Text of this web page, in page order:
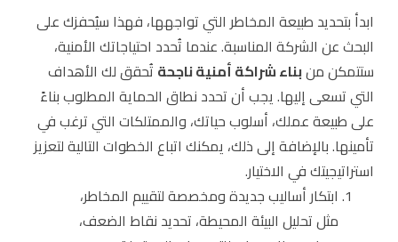
ابدأ بتحديد طبيعة المخاطر التي تواجهها، فهذا سيُحفزك على
البحث عن الشركة المناسبة. عندما تُحدد احتياجاتك الأمنية،
ستتمكن منبناء شراكة أمنية ناجحة تُحقق لك الأهداف
التي تسعى إليها. يجب أن تحدد نطاق الحماية المطلوب بناءً
على طبيعة عملك، أسلوب حياتك، والممتلكات التي ترغب في
تأمينها. بالإضافة إلى ذلك، يمكنك اتباع الخطوات التالية لتعزيز
استراتيجيتك في الاختيار.
ابتكار أساليب جديدة ومخصصة لتقييم المخاطر،
مثل تحليل البيئة المحيطة، تحديد نقاط الضعف،